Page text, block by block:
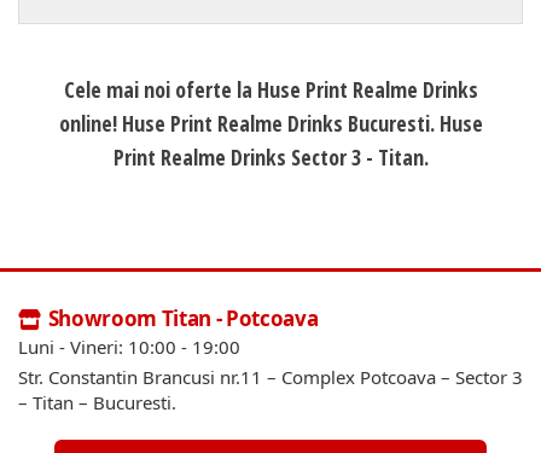
Cele mai noi oferte la Huse Print Realme Drinks
online! Huse Print Realme Drinks Bucuresti. Huse
Print Realme Drinks Sector 3 - Titan.
Showroom Titan - Potcoava
Luni - Vineri: 10:00 - 19:00
Str. Constantin Brancusi nr.11 – Complex Potcoava – Sector 3
– Titan – Bucuresti.